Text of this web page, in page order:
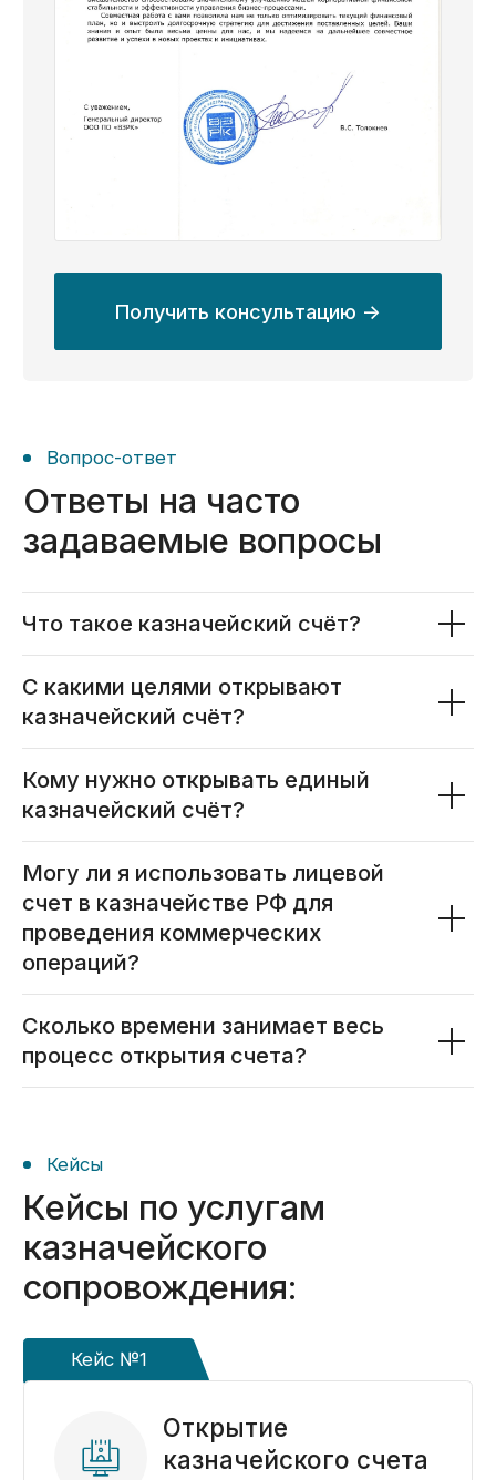
Что такое казначейский счёт?
С какими целями открывают
казначейский счёт?
Кому нужно открывать единый
казначейский счёт?
Могу ли я использовать лицевой
счет в казначействе РФ для
проведения коммерческих
операций?
Сколько времени занимает весь
процесс открытия счета?
Наши публикации
в онлайн-изданиях
Предоставляем полный
комплекс услуг
казначейского
сопровождения